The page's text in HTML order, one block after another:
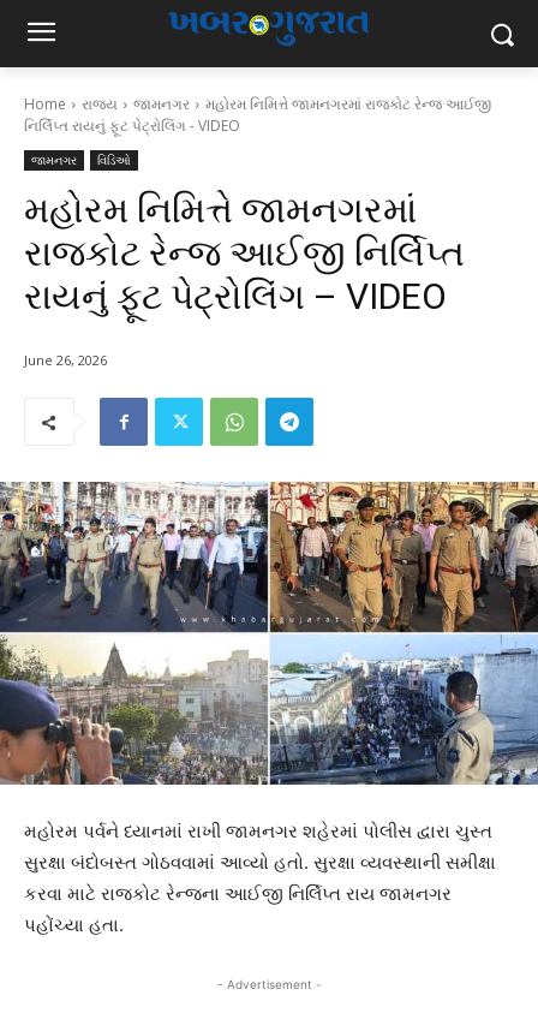
Home રાજ્ય જામનગર
મહોરમ નિમિત્તે જામનગરમાં રાજકોટ રેન્જ આઈજી
નિર્લિપ્ત રાયનું ફૂટ પેટ્રોલિંગ - VIDEO
જામનગર વિડિઓ
મહોરમ નિમિત્તે જામનગરમાં
રાજકોટ રેન્જ આઈજી નિર્લિપ્ત
રાયનું ફૂટ પેટ્રોલિંગ – VIDEO
June 26, 2026
મહોરમ પર્વને ધ્યાનમાં રાખી જામનગર શહેરમાં પોલીસ દ્વારા ચુસ્ત
સુરક્ષા બંદોબસ્ત ગોઠવવામાં આવ્યો હતો. સુરક્ષા વ્યવસ્થાની સમીક્ષા
કરવા માટે રાજકોટ રેન્જના આઈજી નિર્લિપ્ત રાય જામનગર
પહોંચ્યા હતા.
- Advertisement -